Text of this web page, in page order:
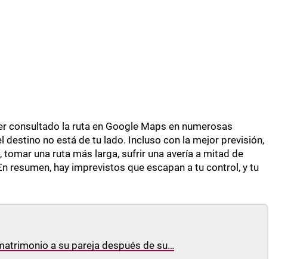
consultado la ruta en Google Maps en numerosas
destino no está de tu lado. Incluso con la mejor previsión,
una ruta más larga, sufrir una avería a mitad de
resumen, hay imprevistos que escapan a tu control, y tu
a su pareja después de su…